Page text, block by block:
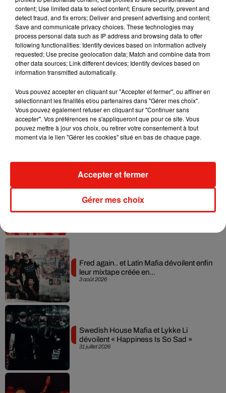
mois et années à venir ? Ne comblez pas un besoin
éphémère ou ponctuel avec un achat superflu. "Est-ce que
ça va vraiment impacter de manière positive mon quotidien ?
Et pas seulement lorsque je l’utiliserai une fois dans l’année.
Il y a des objets qui impactent positivement notre quotidien
justement parce qu’ils nous changent la vie", précise
à... votre portefeuille !
Musique
6 août 2026
Il y a 10 ans, DJ Snake changeait de
dimension avec son premier...
3 août 2026
Fred again.. et Latin Mafia dévoilent enfin
leur mixtape créée en...
31 juillet 2026
Swedish House Mafia et Lykke Li
dévoilent « Happiness Is So Sad »
content; Use limited data to select content; Ensure security, prevent and
detect fraud, and fix errors; Deliver and present advertising and content;
Save and communicate privacy choices. These technologies may
process personal data such as IP address and browsing data to offer
following functionalities: Identify devices based on information actively
requested; Use precise geolocation data; Match and combine data from
other data sources; Link different devices; Identify devices based on
information transmitted automatically.
Vous pouvez accepter en cliquant sur "Accepter et fermer", ou affiner en
sélectionnant les finalités et/ou partenaires dans "Gérer mes choix".
Vous pouvez également refuser en cliquant sur "Continuer sans
accepter". Vos préférences ne s'appliqueront que pour ce site. Vous
pouvez mettre à jour vos choix, ou retirer votre consentement à tout
moment via le lien "Gérer les cookies" situé en bas de chaque page.
Gérer mes choix
Accepter et fermer